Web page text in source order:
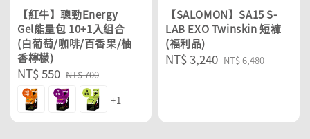
【紅牛】聰勁Energy
Gel能量包 10+1入組合
(白葡萄/咖啡/百香果/柚
香檸檬)
Sale
price
NT$ 550 Regular
price
NT$ 700
+1
【SALOMON】SA15 S-
LAB EXO Twinskin 短褲
(福利品)
Sale
NT$ 3,240 Regular
NT$ 6,480